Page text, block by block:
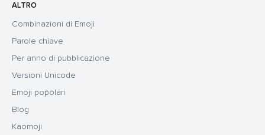
ALTRO
Combinazioni di Emoji
Parole chiave
Per anno di pubblicazione
Versioni Unicode
Emoji popolari
Blog
Kaomoji